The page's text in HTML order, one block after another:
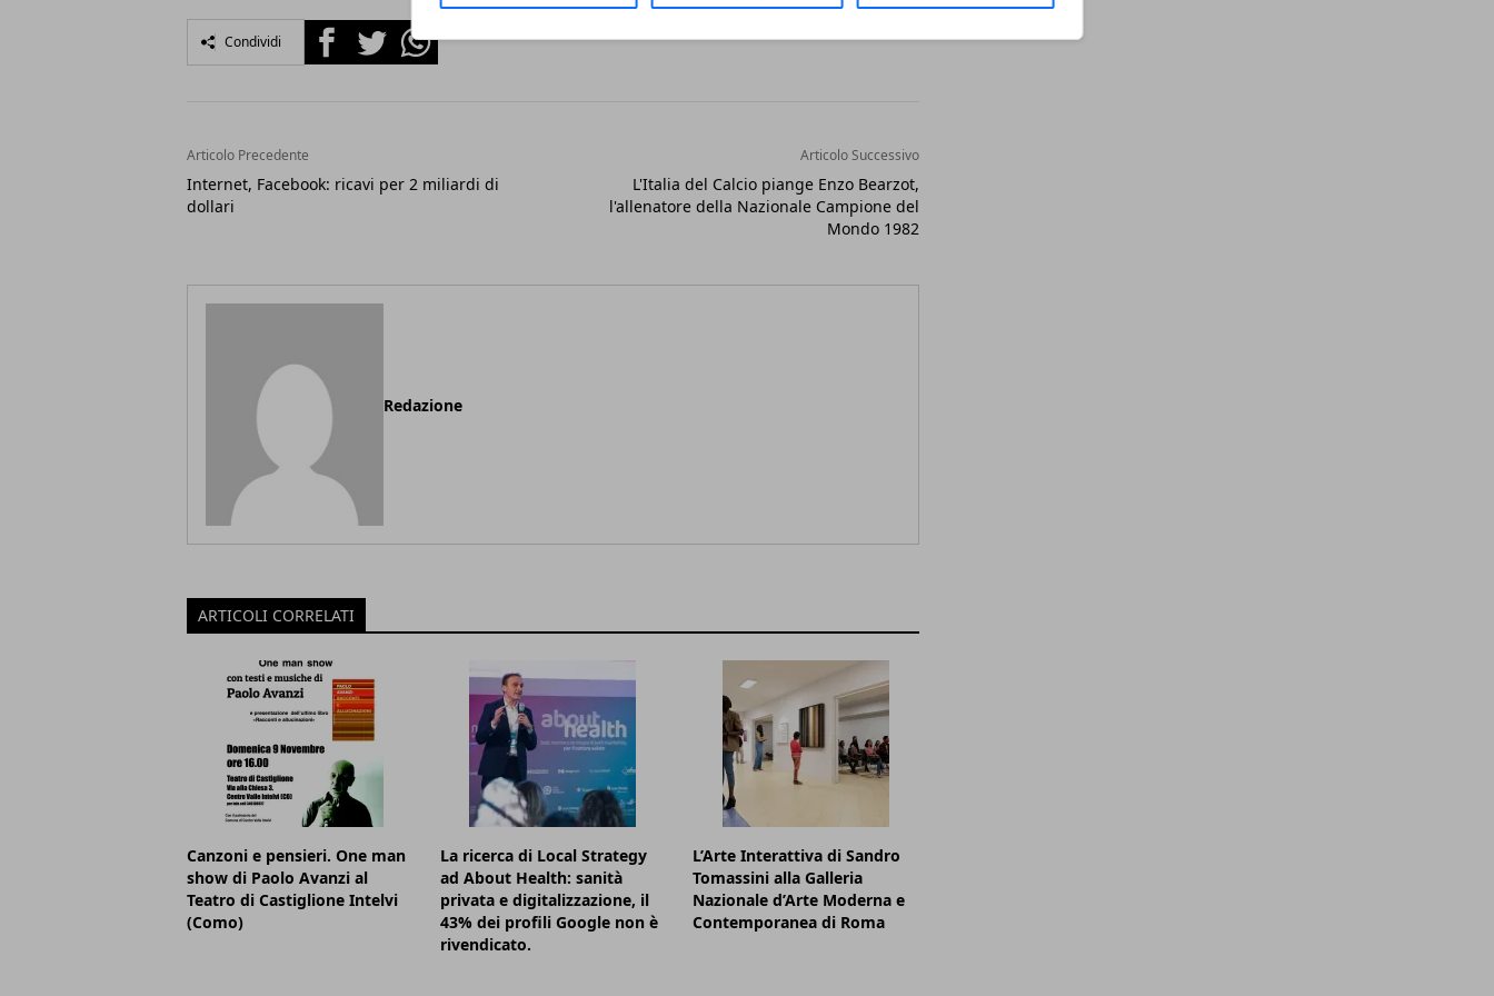
Condividi FacebookTwitterWhatsapp
Articolo Precedente
Internet, Facebook: ricavi per 2 miliardi di
dollari
Articolo Successivo
L'Italia del Calcio piange Enzo Bearzot,
l'allenatore della Nazionale Campione del
Mondo 1982
Redazione
ARTICOLI CORRELATI
Canzoni e pensieri. One man
show di Paolo Avanzi al
Teatro di Castiglione Intelvi
(Como)
La ricerca di Local Strategy
ad About Health: sanità
privata e digitalizzazione, il
43% dei profili Google non è
rivendicato.
L’Arte Interattiva di Sandro
Tomassini alla Galleria
Nazionale d’Arte Moderna e
Contemporanea di Roma